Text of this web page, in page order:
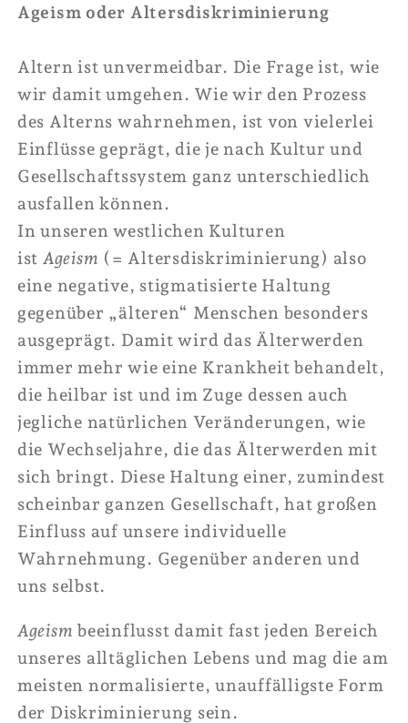
Ageism oder Altersdiskriminierung
Altern ist unvermeidbar. Die Frage ist, wie
wir damit umgehen. Wie wir den Prozess
des Alterns wahrnehmen, ist von vielerlei
Einflüsse geprägt, die je nach Kultur und
Gesellschaftssystem ganz unterschiedlich
ausfallen können.
In unseren westlichen Kulturen
ist Ageism (= Altersdiskriminierung) also
eine negative, stigmatisierte Haltung
gegenüber „älteren“ Menschen besonders
ausgeprägt. Damit wird das Älterwerden
immer mehr wie eine Krankheit behandelt,
die heilbar ist und im Zuge dessen auch
jegliche natürlichen Veränderungen, wie
die Wechseljahre, die das Älterwerden mit
sich bringt. Diese Haltung einer, zumindest
scheinbar ganzen Gesellschaft, hat großen
Einfluss auf unsere individuelle
Wahrnehmung. Gegenüber anderen und
uns selbst.
Ageism beeinflusst damit fast jeden Bereich
unseres alltäglichen Lebens und mag die am
meisten normalisierte, unauffälligste Form
der Diskriminierung sein.